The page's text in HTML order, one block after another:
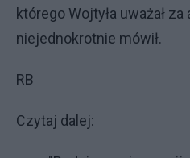
którego Wojtyła uważał
niejednokrotnie mówił.
RB
Czytaj dalej: